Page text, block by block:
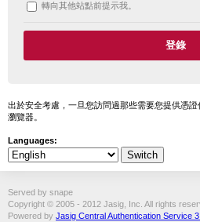
轉向其他站點前提示我。
出於安全考慮，一旦您訪問過那些需要您提供憑
瀏覽器。
Languages:
Served by snape
Copyright © 2005 - 2012 Jasig, Inc. All rights
Powered by Jasig Central Authentication Service